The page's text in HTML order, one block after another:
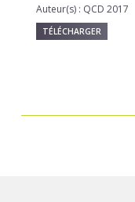
Auteur(s) : QCD 2017
TÉLÉCHARGER